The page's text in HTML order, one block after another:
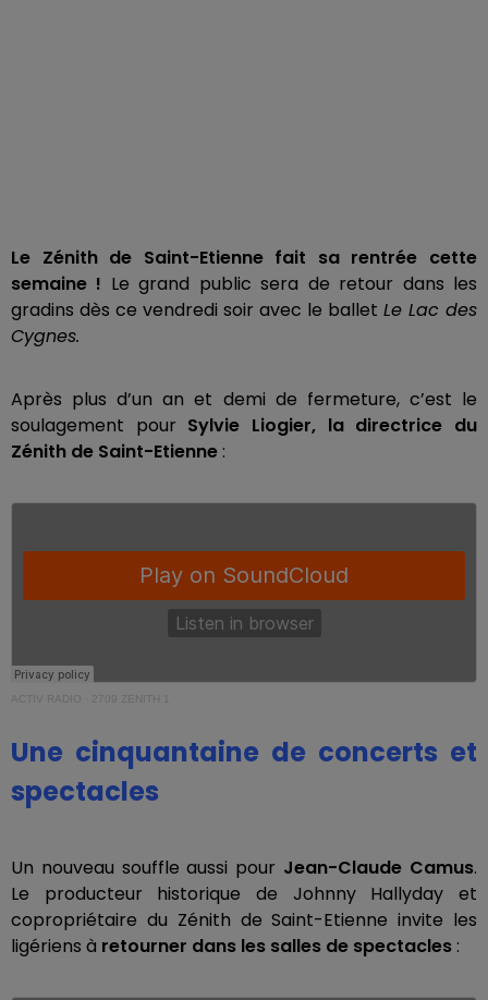
Le Zénith de Saint-Etienne fait sa rentrée cette
semaine ! Le grand public sera de retour dans les
gradins dès ce vendredi soir avec le ballet Le Lac des
Cygnes.
Après plus d’un an et demi de fermeture, c’est le
soulagement pour Sylvie Liogier, la directrice du
Zénith de Saint-Etienne :
ACTIV RADIO 2709 ZENITH 1
Une cinquantaine de concerts et
spectacles
Un nouveau souffle aussi pour Jean-Claude Camus.
Le producteur historique de Johnny Hallyday et
copropriétaire du Zénith de Saint-Etienne invite les
ligériens à retourner dans les salles de spectacles :